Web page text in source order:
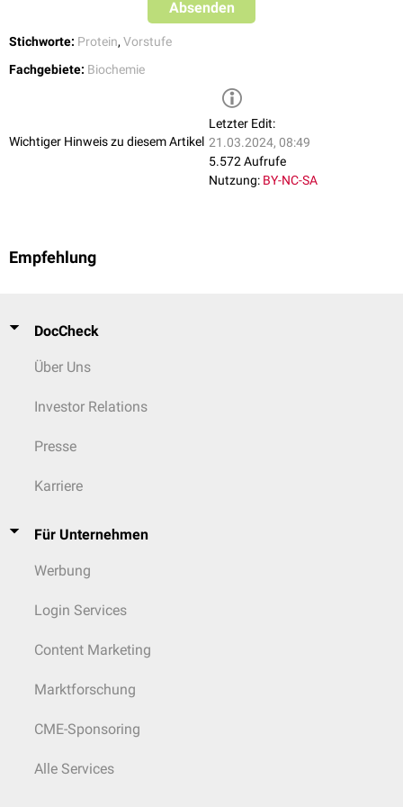
Absenden
Stichworte: Protein, Vorstufe
Fachgebiete: Biochemie
Wichtiger Hinweis zu diesem Artikel
Letzter Edit:
21.03.2024, 08:49
5.572 Aufrufe
Nutzung: BY-NC-SA
Empfehlung
DocCheck
Über Uns
Investor Relations
Presse
Karriere
Für Unternehmen
Werbung
Login Services
Content Marketing
Marktforschung
CME-Sponsoring
Alle Services